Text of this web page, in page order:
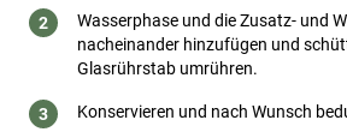
Wasserphase und die Zusatz- und
nacheinander hinzufügen und
Glasrührstab umrühren.
Konservieren und nach Wunsch